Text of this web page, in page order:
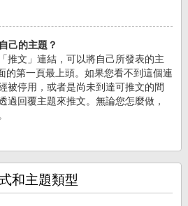
己的主題？
推文」連結，可以將自己所發表的主
的第一頁最上頭。如果您看不到這個連
被停用，或者是尚未到達可推文的間
過回覆主題來推文。無論您怎麼做，
和主題類型